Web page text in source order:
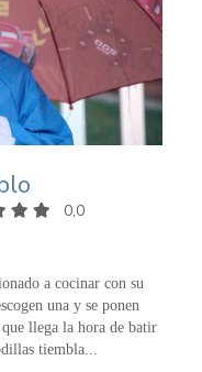
0,0
a cocinar con su
una y se ponen
llega la hora de batir
tiembla...